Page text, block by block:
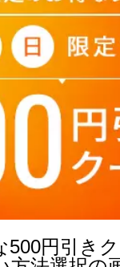
りません
500円引き